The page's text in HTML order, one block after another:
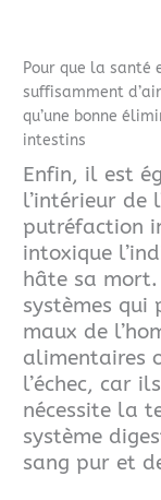
Pour que la santé
suffisamment
qu’une bonne
intestins
Enfin, il est
l’intérieur de
putréfaction
intoxique
hâte sa
systèmes qui
maux de
alimentaires
l’échec, car
nécessite la
système
sang pur et